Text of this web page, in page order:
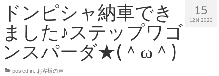
M’sCollectionパーツ一覧
エムズオート
M’sCollection
15
12月 2020
ドンピシャ納車でき
ました♪ステップワゴ
ンスパーダ★(＾ω＾)
posted in: お客様の声